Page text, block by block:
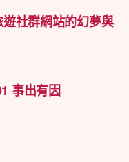
社群網站的幻夢與
事出有因